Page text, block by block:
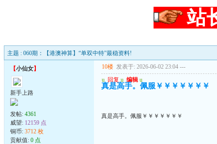
站
主题 : 060期：【港澳神算】“单双中特”最稳资料!
【小仙女】
新手上路
发帖: 4361
威望: 12159 点
铜币: 3712 枚
贡献值: 0 点
10楼 发表于: 2026-06-02 23:04 ---
u 回复 u 编辑 u
真是高手。佩服￥￥￥￥￥￥￥
真是高手。佩服￥￥￥￥￥￥￥